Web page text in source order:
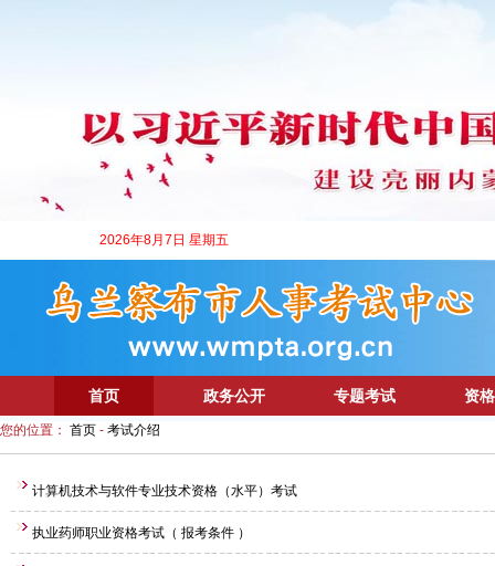
2026年8月7日 星期五
首页 政务公开 专题考试 资
您的位置： 首页 - 考试介绍
计算机技术与软件专业技术资格（水平）考试
执业药师职业资格考试（ 报考条件 ）